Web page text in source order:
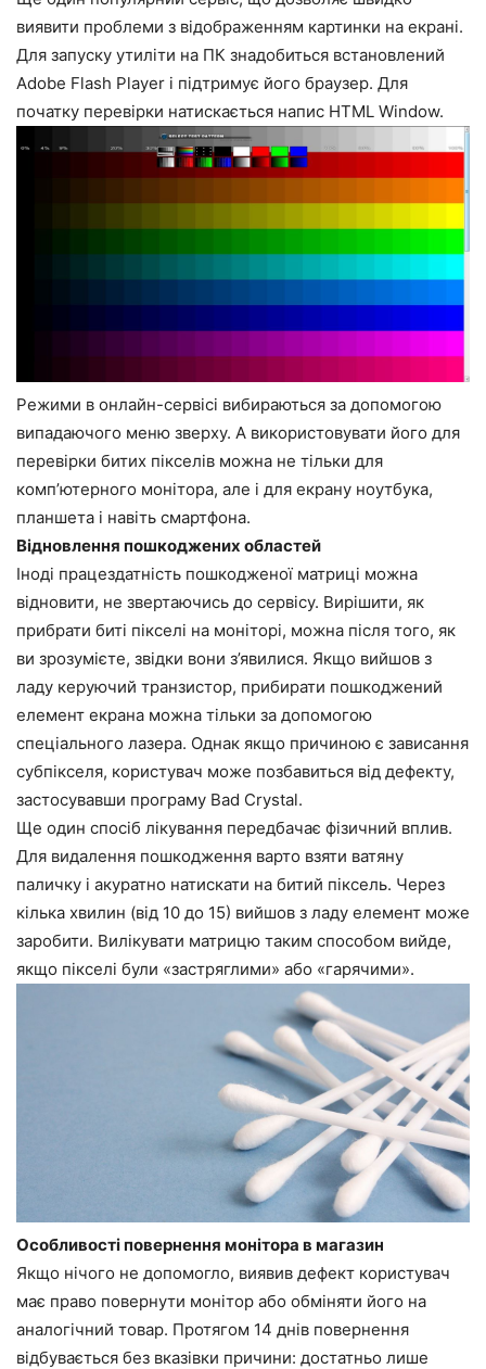
виявити проблеми з відображенням картинки на екрані.
Для запуску утиліти на ПК знадобиться встановлений
Adobe Flash Player і підтримує його браузер. Для
початку перевірки натискається напис HTML Window.
Режими в онлайн-сервісі вибираються за допомогою
випадаючого меню зверху. А використовувати його для
перевірки битих пікселів можна не тільки для
комп’ютерного монітора, але і для екрану ноутбука,
планшета і навіть смартфона.
Відновлення пошкоджених областей
Іноді працездатність пошкодженої матриці можна
відновити, не звертаючись до сервісу. Вирішити, як
прибрати биті пікселі на моніторі, можна після того, як
ви зрозумієте, звідки вони з’явилися. Якщо вийшов з
ладу керуючий транзистор, прибирати пошкоджений
елемент екрана можна тільки за допомогою
спеціального лазера. Однак якщо причиною є зависання
субпікселя, користувач може позбавиться від дефекту,
застосувавши програму Bad Crystal.
Ще один спосіб лікування передбачає фізичний вплив.
Для видалення пошкодження варто взяти ватяну
паличку і акуратно натискати на битий піксель. Через
кілька хвилин (від 10 до 15) вийшов з ладу елемент може
заробити. Вилікувати матрицю таким способом вийде,
якщо пікселі були «застряглими» або «гарячими».
Особливості повернення монітора в магазин
Якщо нічого не допомогло, виявив дефект користувач
має право повернути монітор або обміняти його на
аналогічний товар. Протягом 14 днів повернення
відбувається без вказівки причини: достатньо лише